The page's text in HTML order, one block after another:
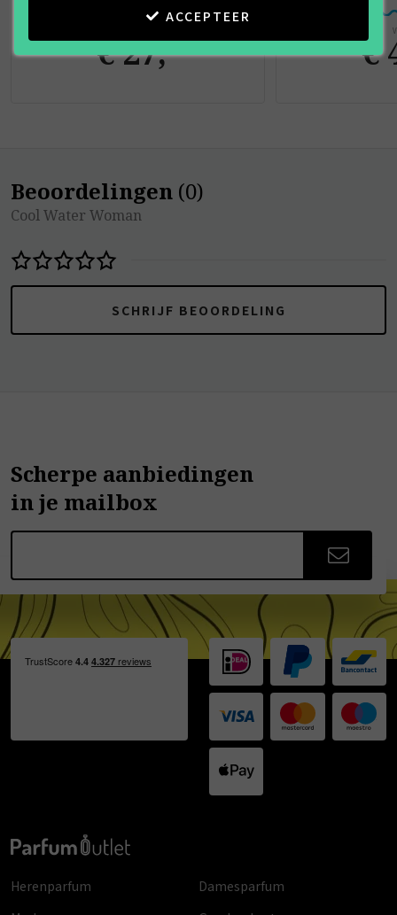
€ 27,95 €
Beoordelingen (0)
Cool Water Woman
SCHRIJF BEOORDELING
Scherpe aanbiedingen
in je mailbox
Herenparfum
Damesparfum
ACCEPTEER